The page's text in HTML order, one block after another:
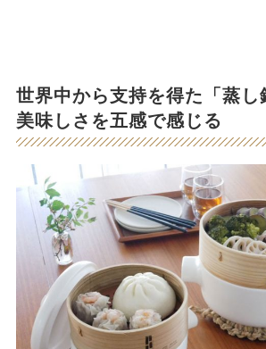
世界中から支持を得た「蒸し
美味しさを五感で感じる